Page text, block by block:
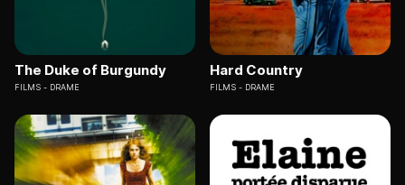
The Duke of Burgundy
FILMS DRAME
Hard Country
FILMS DRAME